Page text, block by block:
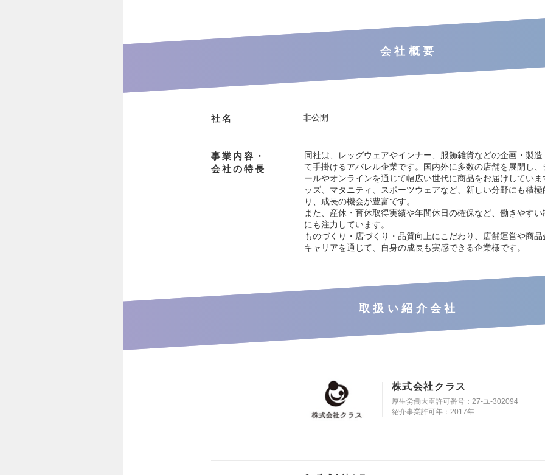
会社概要
社名 非公開
事業内容・
会社の特長
同社は、レッグウェアやインナー、服飾雑貨などの企画・製
て手掛けるアパレル企業です。国内外に多数の店舗を展開し
ールやオンラインを通じて幅広い世代に商品をお届けしてい
ッズ、マタニティ、スポーツウェアなど、新しい分野にも積
り、成長の機会が豊富です。
また、産休・育休取得実績や年間休日の確保など、働きやす
にも注力しています。
ものづくり・店づくり・品質向上にこだわり、店舗運営や商
キャリアを通じて、自身の成長も実感できる企業様です。
取扱い紹介会社
株式会社クラス
厚生労働大臣許可番号：27-ユ-302094
紹介事業許可年：2017年